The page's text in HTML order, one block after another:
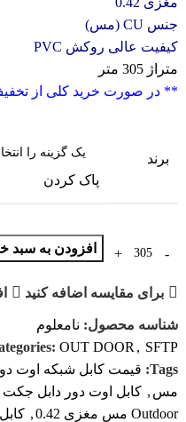
جنس CU (مس)
کیفیت عالی روکش PVC
متراژ 305 متر
** در صورت خرید کلی از
برند
پاک کردن
افزودن به سبد
برای مقایسه اضافه کنید
شناسه محصول: نامعلوم
OUT DOOR , SFTP
Tags:
مس , کابل اوت دور دابل جکت
Outdoor مس مغزی 0.42
,